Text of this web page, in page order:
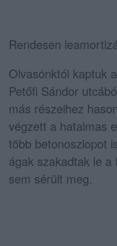
Rendesen
Olvasónktól kaptuk
Petőfi Sándor
más részeihez
végzett a hatalmas
több betonoszlopot
ágak szakadtak le
sem sérült meg.